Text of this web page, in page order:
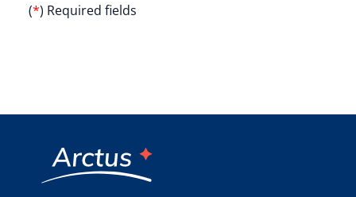
(*) Required fields